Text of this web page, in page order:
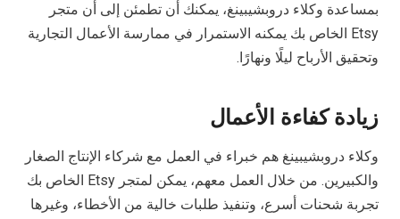
بمساعدة وكلاء دروبشيبينغ، يمكنك أن تطمئن إلى أن متجر
Etsy الخاص بك يمكنه الاستمرار في ممارسة الأعمال التجارية
وتحقيق الأرباح ليلًا ونهارًا.
زيادة كفاءة الأعمال
وكلاء دروبشيبينغ هم خبراء في العمل مع شركاء الإنتاج الصغار
والكبيرين. من خلال العمل معهم، يمكن لمتجر Etsy الخاص بك
تجربة شحنات أسرع، وتنفيذ طلبات خالية من الأخطاء، وغيرها